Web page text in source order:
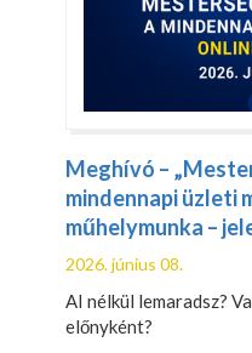
Meghívó –
mindennapi üzleti
műhelymunka –
2026. június 08.
AI nélkül lemaradsz?
előnyként?